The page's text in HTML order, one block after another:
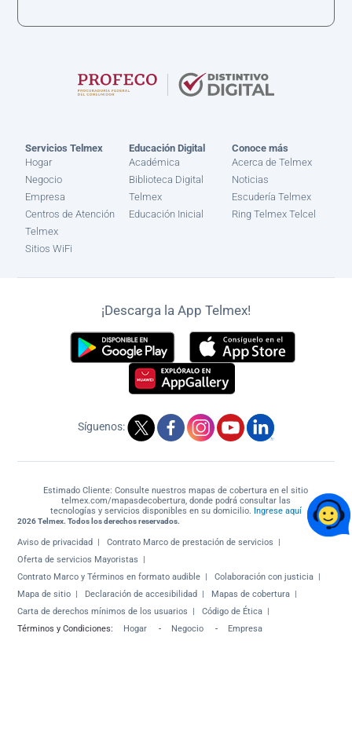
Servicios Telmex
Hogar
Negocio
Empresa
Centros de Atención
Telmex
Sitios WiFi
Educación Digital
Académica
Biblioteca Digital
Telmex
Educación Inicial
Conoce más
Acerca de Telmex
Noticias
Escudería Telmex
Ring Telmex Telcel
¡Descarga la App Telmex!
Síguenos:
Estimado Cliente: Consulte nuestros mapas de cobertura en el sitio
telmex.com/mapasdecobertura, donde podrá consultar las
tecnologías y servicios disponibles en su domicilio. Ingrese aquí
2026 Telmex. Todos los derechos reservados.
Aviso de privacidad
Contrato Marco de prestación de servicios
Oferta de servicios Mayoristas
Contrato Marco y Términos en formato audible
Colaboración con justicia
Mapa de sitio
Declaración de accesibilidad
Mapas de cobertura
Carta de derechos mínimos de los usuarios
Código de Ética
Términos y Condiciones:
Hogar - Negocio - Empresa